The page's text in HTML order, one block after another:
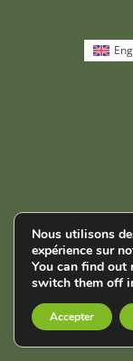
Nous utilisons
expérience sur
You can find out
switch them off
Accepter